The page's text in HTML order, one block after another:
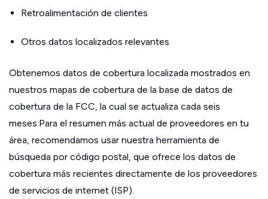
Retroalimentación de clientes
Otros datos localizados relevantes
Obtenemos datos de cobertura localizada mostrados en
nuestros mapas de cobertura de la base de datos de
cobertura de la FCC, la cual se actualiza cada seis
meses.Para el resumen más actual de proveedores en tu
área, recomendamos usar nuestra herramienta de
búsqueda por código postal, que ofrece los datos de
cobertura más recientes directamente de los proveedores
de servicios de internet (ISP).